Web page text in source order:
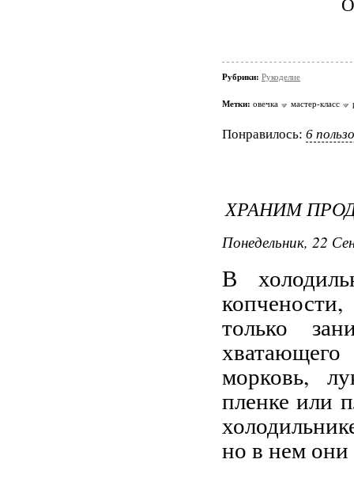
Рубрики: Рукоделие
Метки: овечка мастер-класс
Понравилось: 6
ХРАНИМ
Понедельник, 22
В
только
морковь,
пленке или
но в нем они